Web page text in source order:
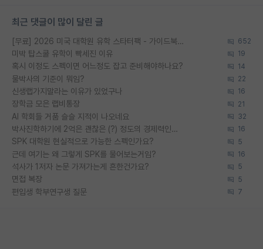
최근 댓글이 많이 달린 글
[무료] 2026 미국 대학원 유학 스타터팩 - 가이드북 & 합격자 컨택메일 템플릿 652
미박 탑스쿨 유학이 빡세진 이유 19
혹시 이정도 스펙이면 어느정도 잡고 준비해야하나요? 14
물박사의 기준이 뭐임? 22
신생랩가지말라는 이유가 있었구나 16
장학금 모은 랩비통장 21
AI 학회들 거품 슬슬 지적이 나오네요 32
박사진학하기에 2억은 괜찮은 (?) 정도의 경제력인가요 16
SPK 대학원 현실적으로 가능한 스펙인가요? 5
근데 여기는 왜 그렇게 SPK를 물어보는거임? 16
석사가 1저자 논문 가져가는게 흔한건가요? 5
면접 복장 5
편입생 학부연구생 질문 7